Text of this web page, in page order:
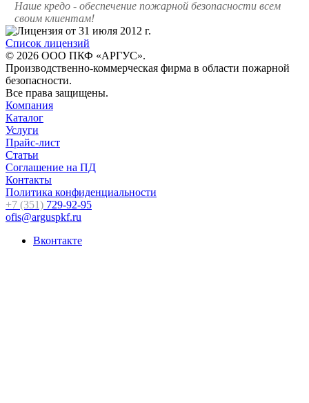
Наше кредо - обеспечение пожарной безопасности всем
своим клиентам!
Список лицензий
© 2026 ООО ПКФ «АРГУС».
Производственно-коммерческая фирма в области пожарной
безопасности.
Все права защищены.
Компания
Каталог
Услуги
Прайс-лист
Статьи
Соглашение на ПД
Контакты
Политика конфиденциальности
+7 (351) 729-92-95
ofis@arguspkf.ru
Вконтакте